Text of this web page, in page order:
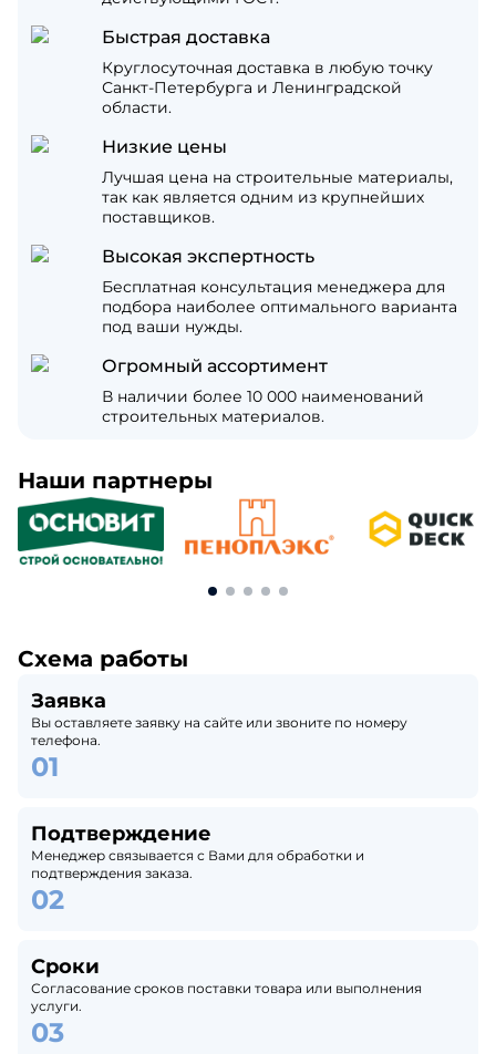
Быстрая доставка
Круглосуточная доставка в любую точку
Санкт-Петербурга и Ленинградской
области.
Низкие цены
Лучшая цена на строительные материалы,
так как является одним из крупнейших
поставщиков.
Высокая экспертность
Бесплатная консультация менеджера для
подбора наиболее оптимального варианта
под ваши нужды.
Огромный ассортимент
В наличии более 10 000 наименований
строительных материалов.
Наши партнеры
Схема работы
Заявка
Вы оставляете заявку на сайте или звоните по номеру
телефона.
Подтверждение
Менеджер связывается с Вами для обработки и
подтверждения заказа.
Сроки
Согласование сроков поставки товара или выполнения
услуги.